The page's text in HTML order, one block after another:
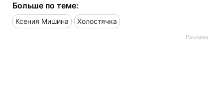
Больше по теме:
Ксения Мишина Холостячка